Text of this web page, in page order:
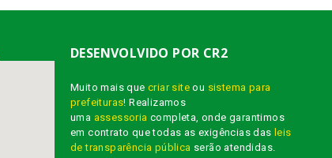
DESENVOLVIDO POR CR2
Muito mais quecriar site ou sistema para
prefeituras! Realizamos
uma assessoria completa, onde garantimos
em contrato que todas as exigências das leis
de transparência pública serão atendidas.